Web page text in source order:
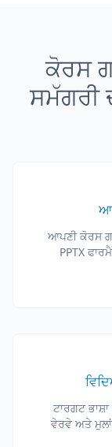
ਕੋਰਸ
ਸਮੱਗਰੀ
ਆਪਣੀ ਕੋਰਸ
PPTX
ਟਾਰਗਟ
ਵੇਰਵੇ ਅਤੇ